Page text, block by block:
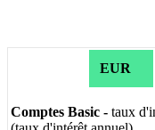
EUR
Comptes Basic - taux